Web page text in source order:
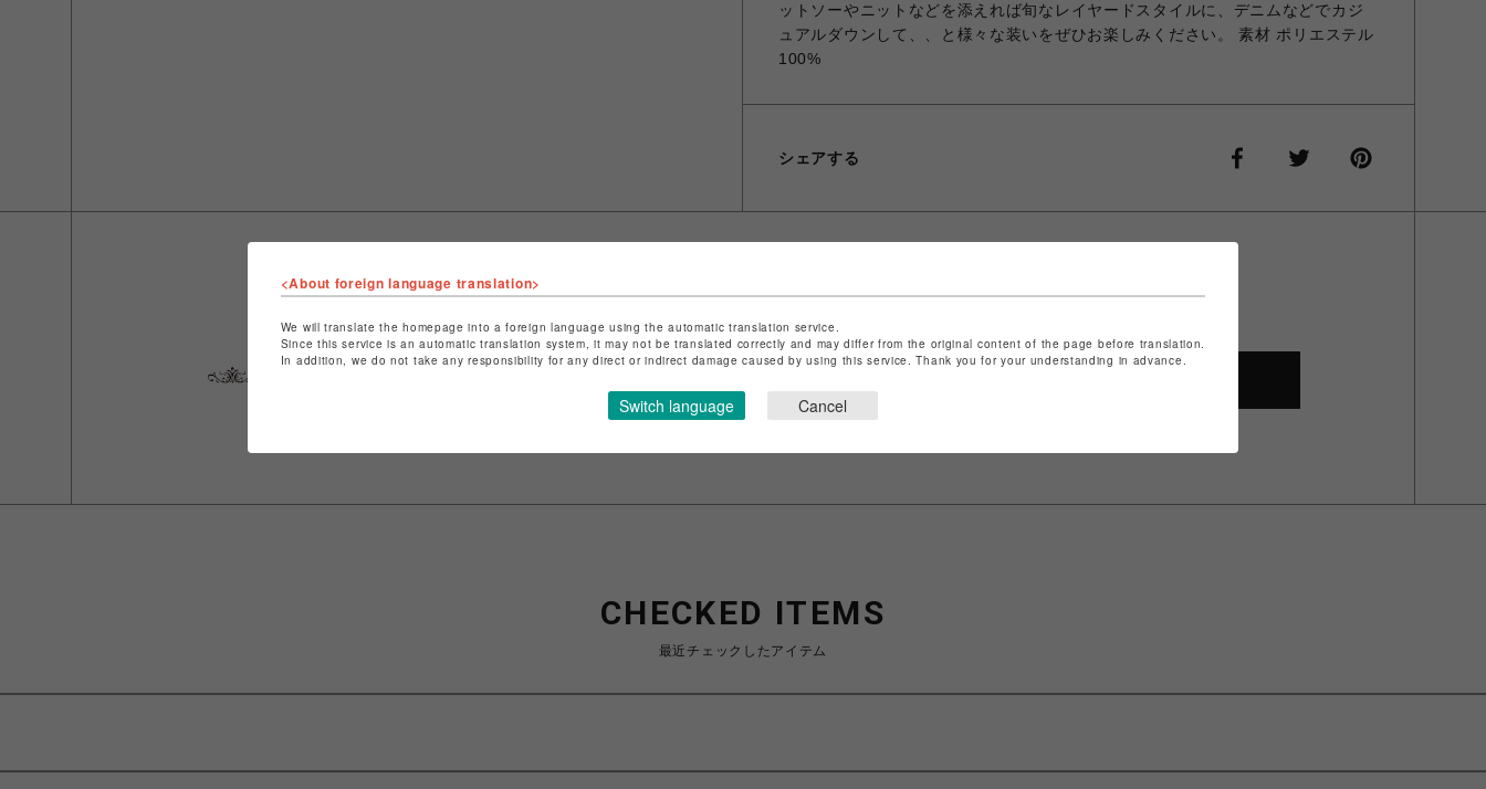
ットソーやニットなどを添えれば旬なレイヤードスタイルに、デニムなどでカジ
ュアルダウンして、、と様々な装いをぜひお楽しみください。 素材 ポリエステル
100%
シェアする
ショップ名
グレースコンチネンタル
店舗名
仙台PARCO
特定商取引法など法令に基づく表記は
こちら
CHECKED ITEMS
最近チェックしたアイテム
<About foreign language translation>
We will translate the homepage into a foreign language using the automatic translation service.
Since this service is an automatic translation system, it may not be translated correctly and may differ from the original content of the page before translation.
In addition, we do not take any responsibility for any direct or indirect damage caused by using this service. Thank you for your understanding in advance.
Switch language Cancel